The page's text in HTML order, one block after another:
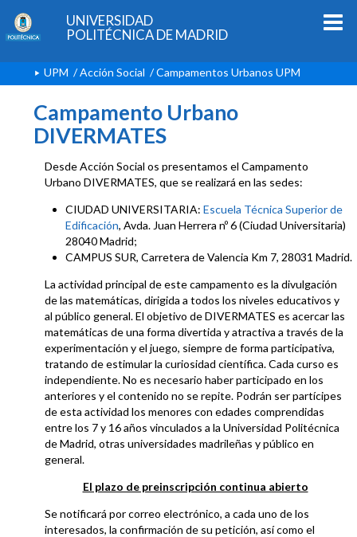
UNIVERSIDAD
POLITÉCNICA DE MADRID
UPM /Acción Social /Campamentos Urbanos UPM
Campamento Urbano
DIVERMATES
Desde Acción Social os presentamos el Campamento
Urbano DIVERMATES, que se realizará en las sedes:
CIUDAD UNIVERSITARIA: Escuela Técnica Superior de
Edificación, Avda. Juan Herrera nº 6 (Ciudad Universitaria)
28040 Madrid;
CAMPUS SUR, Carretera de Valencia Km 7, 28031 Madrid.
La actividad principal de este campamento es la divulgación
de las matemáticas, dirigida a todos los niveles educativos y
al público general. El objetivo de DIVERMATES es acercar las
matemáticas de una forma divertida y atractiva a través de la
experimentación y el juego, siempre de forma participativa,
tratando de estimular la curiosidad científica. Cada curso es
independiente. No es necesario haber participado en los
anteriores y el contenido no se repite. Podrán ser partícipes
de esta actividad los menores con edades comprendidas
entre los 7 y 16 años vinculados a la Universidad Politécnica
de Madrid, otras universidades madrileñas y público en
general.
El plazo de preinscripción continua abierto
Se notificará por correo electrónico, a cada uno de los
interesados, la confirmación de su petición, así como el